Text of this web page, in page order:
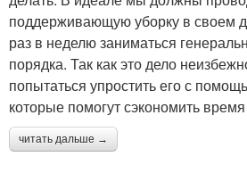
поддерживающую уборку в своем
раз в неделю заниматься
порядка. Так как это дело
попытаться упростить его с
которые помогут сэкономить
читать дальше →